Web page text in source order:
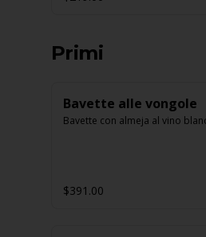
Primi
Bavette alle vongole
Bavette con almeja al vino
$391.00